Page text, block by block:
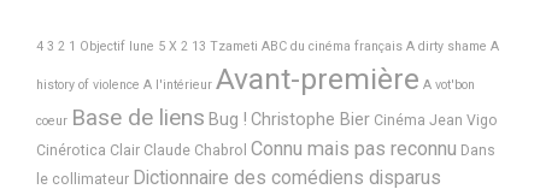
4 3 2 1 Objectif lune 5 X 2 13 Tzameti ABC du cinéma français A dirty shame A
history of violence A l'intérieur Avant-première A vot'bon
coeur Base de liens Bug ! Christophe Bier Cinéma Jean Vigo
Cinérotica Clair Claude Chabrol Connu mais pas reconnu Dans
le collimateur Dictionnaire des comédiens disparus